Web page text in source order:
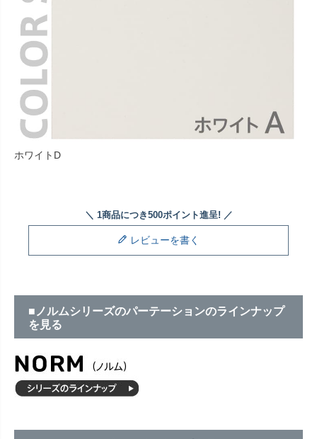
ホワイトD
レビューを書く
■ノルムシリーズのパーテーションのラインナップ
を見る